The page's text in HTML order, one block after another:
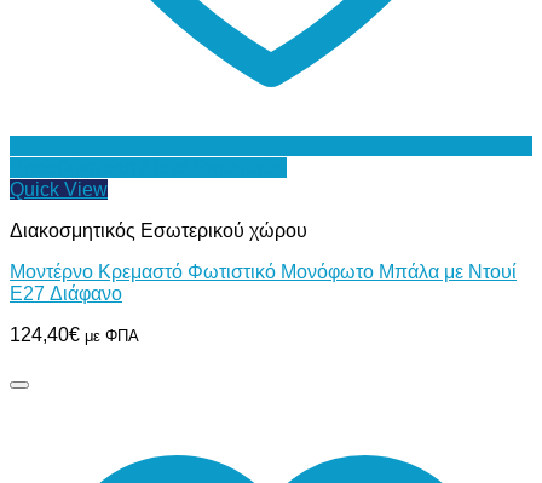
Quick View
Διακοσμητικός Εσωτερικού χώρου
Μοντέρνο Κρεμαστό Φωτιστικό Μονόφωτο Μπάλα με Ντουί
E27 Διάφανο
124,40€ με ΦΠΑ